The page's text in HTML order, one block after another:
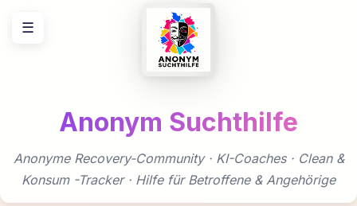
Inhalt
Anonym Suchthilfe
Anonyme Recovery-Community · KI-Coaches · Clean &
Konsum -Tracker · Hilfe für Betroffene & Angehörige
☰